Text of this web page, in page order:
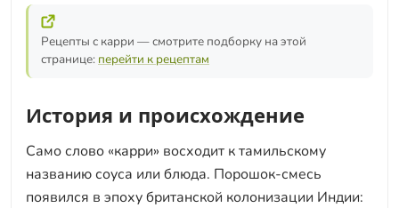
Рецепты с карри — смотрите подборку на этой
странице: перейти к рецептам
История и происхождение
Само слово «карри» восходит к тамильскому
названию соуса или блюда. Порошок-смесь
появился в эпоху британской колонизации Индии: